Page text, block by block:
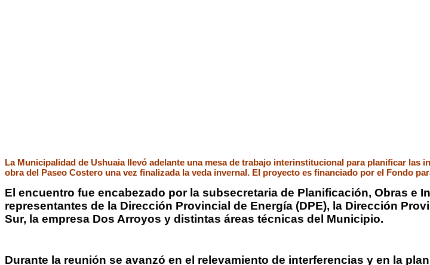
La Municipalidad de Ushuaia llevó adelante una mesa de trabajo interinstitucional para planificar
obra del Paseo Costero una vez finalizada la veda invernal. El proyecto es financiado por el Fondo
El encuentro fue encabezado por la subsecretaria de Planificación, Obras e
representantes de la Dirección Provincial de Energía (DPE), la Dirección
Sur, la empresa Dos Arroyos y distintas áreas técnicas del Municipio.
Durante la reunión se avanzó en el relevamiento de interferencias y en la